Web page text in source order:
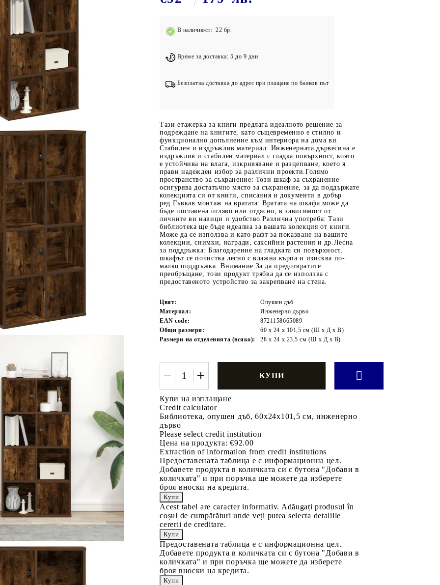
Подложки за фитнес уреди
Лостове за набиране
Силови кули
Йога и пилатес
Tweet
В наличност: 22 бр.
Време за доставка: 5 до 9 дни
Безплатна доставка до адрес при плащане по банков път
Тази етажерка за книги предлага идеалното решение за
подреждане на книгите, като същевременно е стилно и
функционално допълнение към интериора на дома ви.
Стабилен и издръжлив материал: Инженерната дървесина е
издръжлив и стабилен материал с гладка повърхност, която
е устойчива на влага, изкривяване и разцепване, което я
прави надежден избор за различни проекти.Голямо
пространство за съхранение: Този шкаф за съхранение
осигурява достатъчно място за съхранение, за да поддържате
колекцията си от книги, списания и документи в добър
ред.Гъвкав монтаж на вратата: Вратата на шкафа може да
бъде поставена отляво или отдясно, в зависимост от
личните ви навици и удобство.Различна употреба: Тази
библиотека ще бъде идеална за вашата колекция от книги.
Може да се използва и като рафт за показване на вашите
колекции, снимки, награди, саксийни растения и др.Лесна
за поддръжка: Благодарение на гладката си повърхност,
шкафът се почиства лесно с влажна кърпа и изисква по-
малко поддръжка. Внимание:За да предотвратите
преобръщане, този продукт трябва да се използва с
предоставеното устройство за закрепване на стена.
Цвят:
Опушен дъб
Материал:
Инженерно дърво
EAN code:
8721158665089
Общи размери:
60 x 24 x 101,5 см (Ш x Д x В)
Размери на отделенията (всяко):
28 x 24 x 23,5 см (Ш x Д x В)
Купи на изплащане
Credit calculator
Библиотека, опушен дъб, 60x24x101,5 см, инженерно
дърво
Please select credit institution
Цена на продукта: €92.00
Extraction of information from credit institutions
Предоставената таблица е с информационна цел.
Добавете продукта в количката си с бутона "Добави в
количката" и при поръчка ще можете да изберете
броя вноски на кредита.
Acest tabel are caracter informativ. Adăugați produsul în
coșul de cumpărături unde veți putea selecta detaliile
cererii de creditare.
Предоставената таблица е с информационна цел.
Добавете продукта в количката си с бутона "Добави в
количката" и при поръчка ще можете да изберете
броя вноски на кредита.